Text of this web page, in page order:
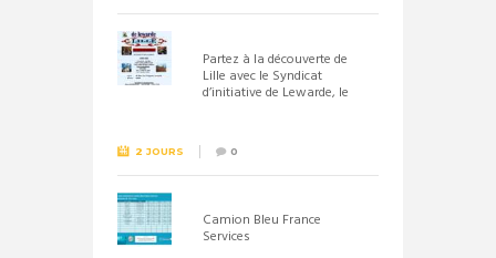
Partez à la découverte de
Lille avec le Syndicat
d’initiative de Lewarde, le
2 JOURS 0
Camion Bleu France
Services